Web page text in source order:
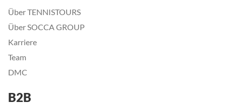
Über TENNISTOURS
Über SOCCA GROUP
Karriere
Team
DMC
B2B